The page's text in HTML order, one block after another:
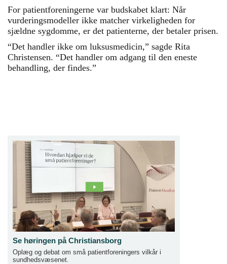
For patientforeningerne var budskabet klart: Når
vurderingsmodeller ikke matcher virkeligheden for
sjældne sygdomme, er det patienterne, der betaler prisen.
“Det handler ikke om luksusmedicin,” sagde Rita
Christensen. “Det handler om adgang til den eneste
behandling, der findes.”
Se høringen på Christiansborg
Oplæg og debat om små patientforeningers vilkår i
sundhedsvæsenet.